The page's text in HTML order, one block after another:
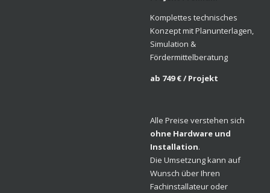
Komplettes technisches
Konzept mit Planunterlagen,
Simulation &
Fördermittelberatung
ab 749 € / Projekt
Alle Preise verstehen sich
ohne Hardware und
Installation.
Die Umsetzung kann auf
Wunsch über Ihren
Fachinstallateur oder